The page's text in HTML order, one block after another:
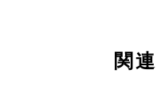
関